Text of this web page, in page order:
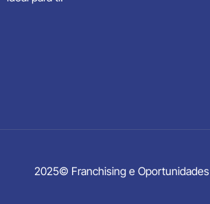
2025© Franchising e Oportunidades